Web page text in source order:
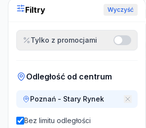
Filtry Wyczyść
Tylko z promocjami
Odległość od centrum
Poznań - Stary Rynek
Bez limitu odległości